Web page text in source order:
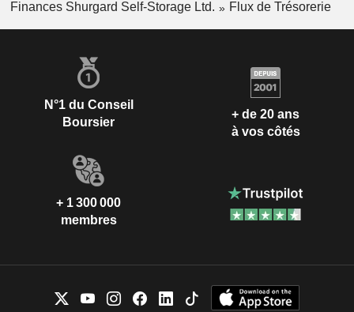
Finances Shurgard Self-Storage Ltd.
Flux de Trésorerie
N°1 du Conseil
Boursier
+ de 20 ans
à vos côtés
+ 1 300 000
membres